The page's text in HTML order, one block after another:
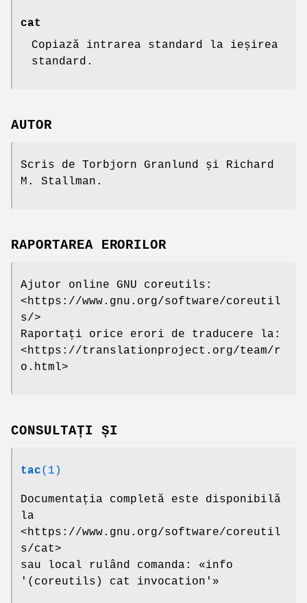
cat
Copiază intrarea standard la ieșirea
standard.
AUTOR
Scris de Torbjorn Granlund și Richard
M. Stallman.
RAPORTAREA ERORILOR
Ajutor online GNU coreutils:
<https://www.gnu.org/software/coreutil
s/>
Raportați orice erori de traducere la:
<https://translationproject.org/team/r
o.html>
CONSULTAȚI ȘI
tac(1)
Documentația completă este disponibilă
la
<https://www.gnu.org/software/coreutil
s/cat>
sau local rulând comanda: «info
'(coreutils) cat invocation'»